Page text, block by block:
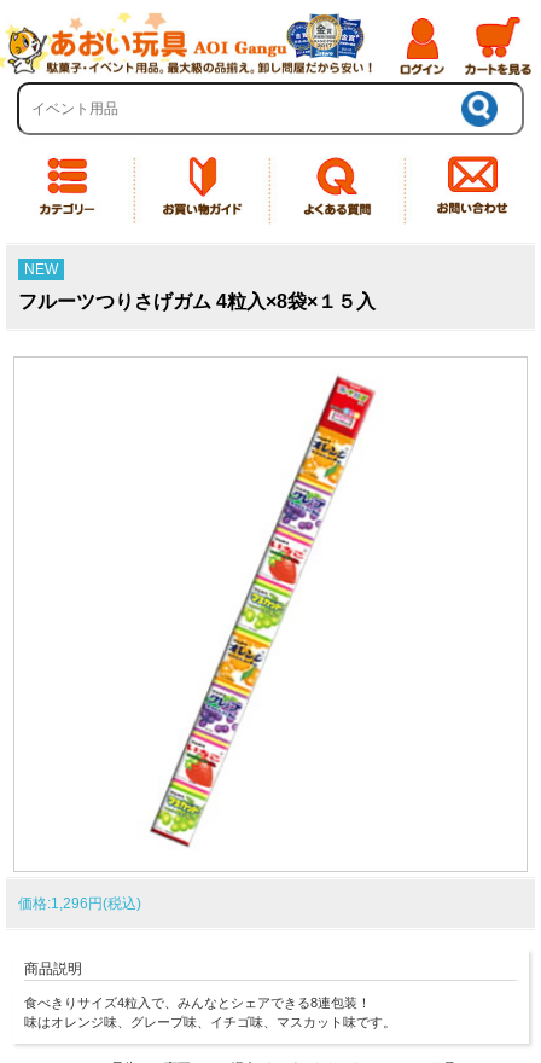
NEW
フルーツつりさげガム 4粒入×8袋×１５入
価格:1,296円(税込)
商品説明
食べきりサイズ4粒入で、みんなとシェアできる8連包装！
味はオレンジ味、グレープ味、イチゴ味、マスカット味です。